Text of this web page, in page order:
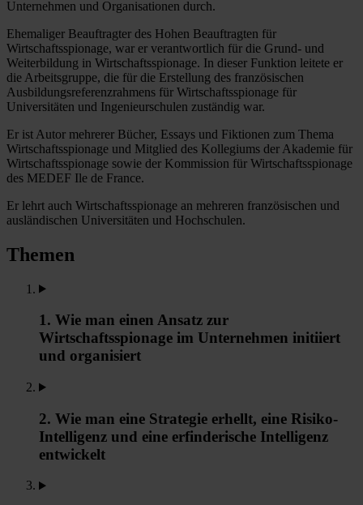
Unternehmen und Organisationen durch.
Ehemaliger Beauftragter des Hohen Beauftragten für
Wirtschaftsspionage, war er verantwortlich für die Grund- und
Weiterbildung in Wirtschaftsspionage. In dieser Funktion leitete er
die Arbeitsgruppe, die für die Erstellung des französischen
Ausbildungsreferenzrahmens für Wirtschaftsspionage für
Universitäten und Ingenieurschulen zuständig war.
Er ist Autor mehrerer Bücher, Essays und Fiktionen zum Thema
Wirtschaftsspionage und Mitglied des Kollegiums der Akademie für
Wirtschaftsspionage sowie der Kommission für Wirtschaftsspionage
des MEDEF Ile de France.
Er lehrt auch Wirtschaftsspionage an mehreren französischen und
ausländischen Universitäten und Hochschulen.
Themen
1. Wie man einen Ansatz zur
Wirtschaftsspionage im Unternehmen initiiert
und organisiert
2. Wie man eine Strategie erhellt, eine Risiko-
Intelligenz und eine erfinderische Intelligenz
entwickelt